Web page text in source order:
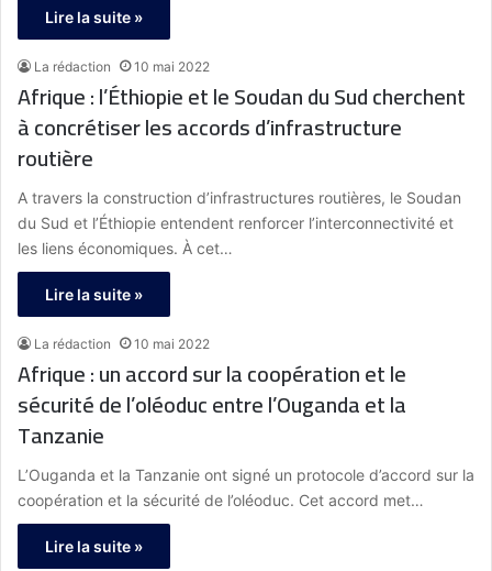
Lire la suite »
La rédaction 10 mai 2022
Afrique : l’Éthiopie et le Soudan du Sud cherchent
à concrétiser les accords d’infrastructure
routière
A travers la construction d’infrastructures routières, le Soudan
du Sud et l’Éthiopie entendent renforcer l’interconnectivité et
les liens économiques. À cet…
Lire la suite »
La rédaction 10 mai 2022
Afrique : un accord sur la coopération et le
sécurité de l’oléoduc entre l’Ouganda et la
Tanzanie
L’Ouganda et la Tanzanie ont signé un protocole d’accord sur la
coopération et la sécurité de l’oléoduc. Cet accord met…
Lire la suite »